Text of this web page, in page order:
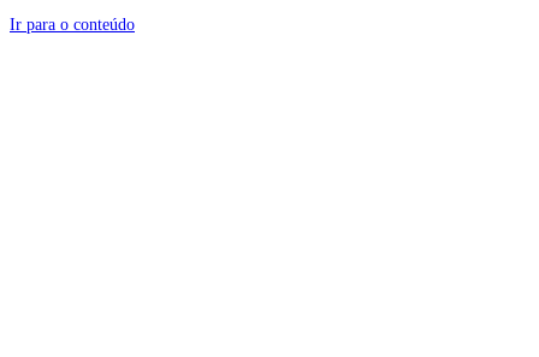
Ir para o conteúdo